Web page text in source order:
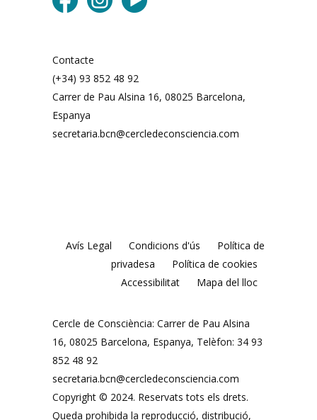
Contacte
(+34) 93 852 48 92
Carrer de Pau Alsina 16, 08025 Barcelona, ​​
Espanya
secretaria.bcn@cercledeconsciencia.com
Avís Legal Condicions d'ús
Política de
privadesa
Política de cookies
Accessibilitat
Mapa del lloc
Cercle de Consciència: Carrer de Pau Alsina
16, 08025 Barcelona, ​​Espanya, Telèfon: 34 93
852 48 92
secretaria.bcn@cercledeconsciencia.com
Copyright © 2024. Reservats tots els drets.
Queda prohibida la reproducció, distribució,